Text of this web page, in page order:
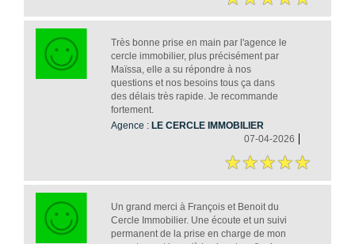
Très bonne prise en main par l'agence le
cercle immobilier, plus précisément par
Maïssa, elle a su répondre à nos
questions et nos besoins tous ça dans
des délais très rapide. Je recommande
fortement.
Agence : LE CERCLE IMMOBILIER
07-04-2026
Un grand merci à François et Benoit du
Cercle Immobilier. Une écoute et un suivi
permanent de la prise en charge de mon